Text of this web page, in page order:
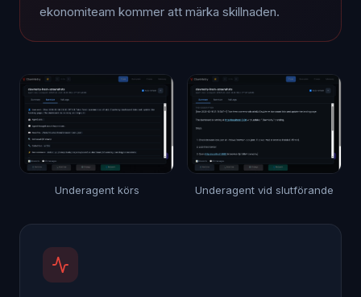
ekonomiteam kommer att märka skillnaden.
Underagent körs Underagent vid slutförande